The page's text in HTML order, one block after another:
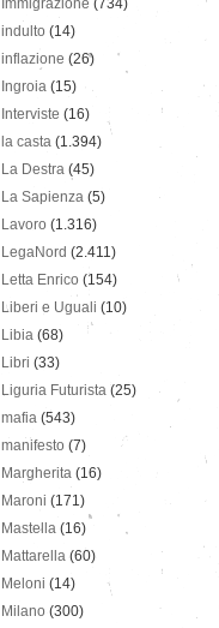
Immigrazione (734)
indulto (14)
inflazione (26)
Ingroia (15)
Interviste (16)
la casta (1.394)
La Destra (45)
La Sapienza (5)
Lavoro (1.316)
LegaNord (2.411)
Letta Enrico (154)
Liberi e Uguali (10)
Libia (68)
Libri (33)
Liguria Futurista (25)
mafia (543)
manifesto (7)
Margherita (16)
Maroni (171)
Mastella (16)
Mattarella (60)
Meloni (14)
Milano (300)